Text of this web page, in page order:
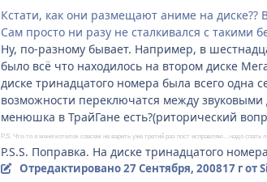
Кстати, как они размещают аниме на диске?? В
Сам просто ни разу не сталкивался с такими
Ну, по-разному бывает. Например, в
было всё что находилось на втором диске
диске тринадцатого номера была всего одна
возможности переключатся между
менюшка в ТрайГане есть?(риторический
P.S. Что-то я меня котелок совсем не варить уже третий раз пост исправляю…надо спать
P.S.S. Поправка. На диске тринадцатого
Отредактировано27 Сентября, 200817 гот